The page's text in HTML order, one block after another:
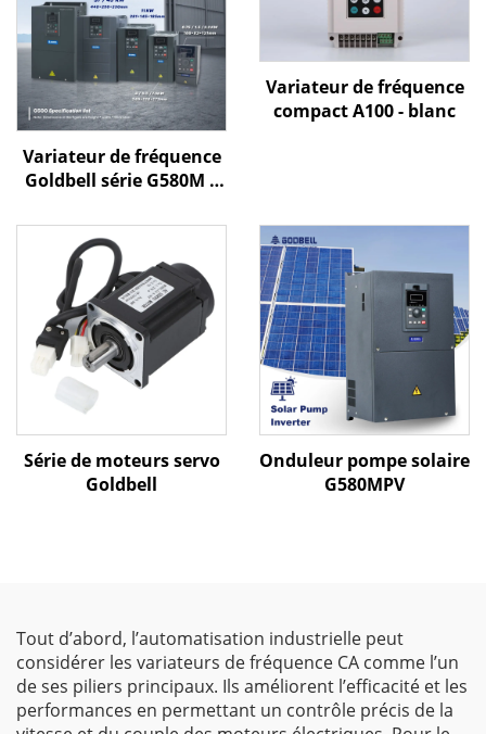
Variateur de fréquence
Goldbell série G580M |
Commande V/f et
commande vectorielle |
Variateur de fréquence
certifié CE
Variateur de fréquence
compact A100 - blanc
Série de moteurs servo
Goldbell
Onduleur pompe solaire
G580MPV
Tout d’abord, l’automatisation industrielle peut
considérer les variateurs de fréquence CA comme l’un
de ses piliers principaux. Ils améliorent l’efficacité et les
performances en permettant un contrôle précis de la